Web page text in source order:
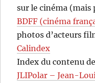
sur le cinéma (mais
BDFF (cinéma
photos d’acteurs
Calindex
Index du contenu
JLIPolar – Jean-